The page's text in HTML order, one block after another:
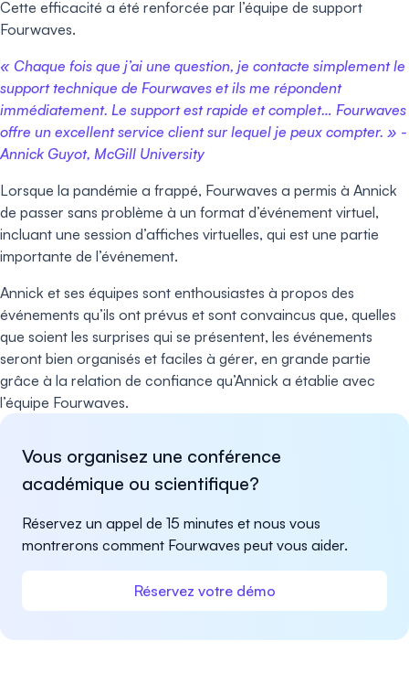
Cette efficacité a été renforcée par l’équipe de support
Fourwaves.
« Chaque fois que j’ai une question, je contacte simplement le
support technique de Fourwaves et ils me répondent
immédiatement. Le support est rapide et complet… Fourwaves
offre un excellent service client sur lequel je peux compter. » -
Annick Guyot, McGill University
Lorsque la pandémie a frappé, Fourwaves a permis à Annick
de passer sans problème à un format d’événement virtuel,
incluant une session d’affiches virtuelles, qui est une partie
importante de l’événement.
Annick et ses équipes sont enthousiastes à propos des
événements qu’ils ont prévus et sont convaincus que, quelles
que soient les surprises qui se présentent, les événements
seront bien organisés et faciles à gérer, en grande partie
grâce à la relation de confiance qu’Annick a établie avec
l’équipe Fourwaves.
Vous organisez une conférence
académique ou scientifique?
Réservez un appel de 15 minutes et nous vous
montrerons comment Fourwaves peut vous aider.
Réservez votre démo